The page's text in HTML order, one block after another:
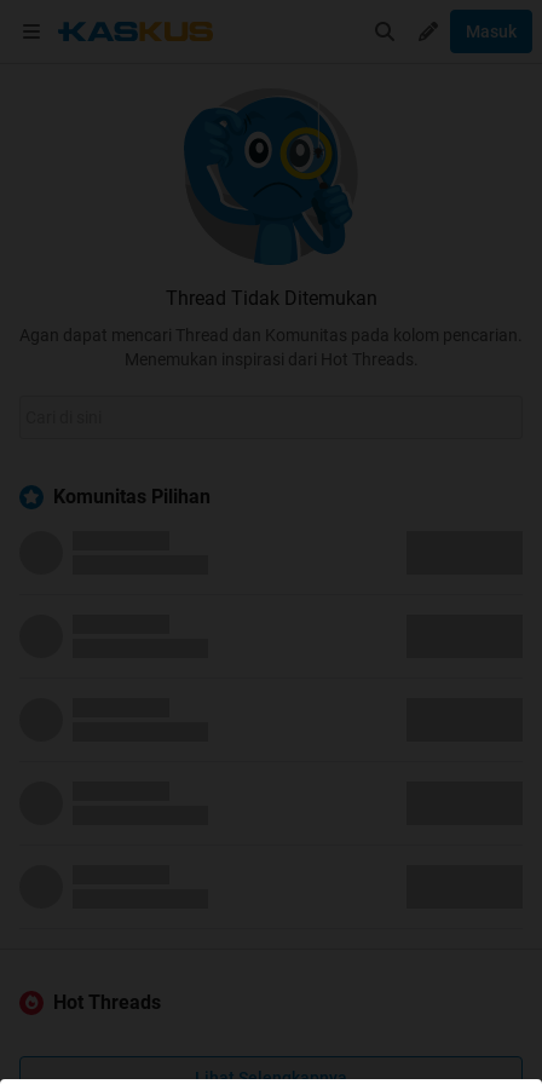
Masuk
Thread Tidak Ditemukan
Agan dapat mencari Thread dan Komunitas pada kolom pencarian.
Menemukan inspirasi dari Hot Threads.
Komunitas Pilihan
Hot Threads
Lihat Selengkapnya